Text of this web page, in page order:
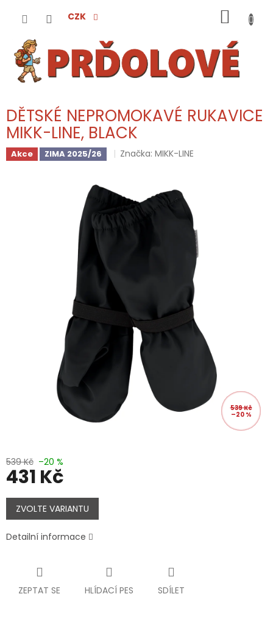
CZK
KOŠÍK
DĚTSKÉ NEPROMOKAVÉ RUKAVICE
MIKK-LINE, BLACK
Akce ZIMA 2025/26 Značka:MIKK-LINE
539 Kč
–20 %
539 Kč –20 %
431 Kč
Měrná
cena:
ZVOLTE VARIANTU
Detailní informace
ZEPTAT SE HLÍDACÍ PES SDÍLET